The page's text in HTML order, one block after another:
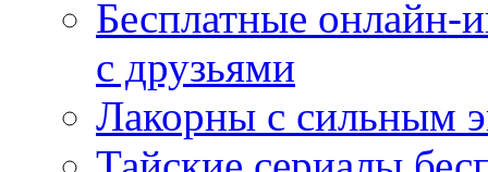
Бесплатные
с друзьями
Лакорны с сильным